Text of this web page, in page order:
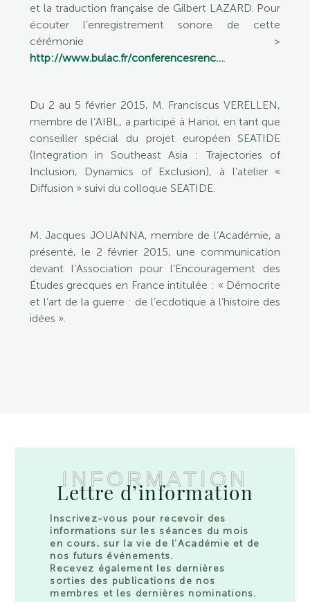
et la traduction française de Gilbert LAZARD. Pour
écouter l’enregistrement sonore de cette
cérémonie >
http://www.bulac.fr/conferencesrenc….
Du 2 au 5 février 2015, M. Franciscus VERELLEN,
membre de l’AIBL, a participé à Hanoi, en tant que
conseiller spécial du projet européen SEATIDE
(Integration in Southeast Asia : Trajectories of
Inclusion, Dynamics of Exclusion), à l’atelier «
Diffusion » suivi du colloque SEATIDE.
M. Jacques JOUANNA, membre de l’Académie, a
présenté, le 2 février 2015, une communication
devant l’Association pour l’Encouragement des
Études grecques en France intitulée : « Démocrite
et l’art de la guerre : de l’ecdotique à l’histoire des
idées ».
INFORMATION
Lettre d’information
Inscrivez-vous pour recevoir des
informations sur les séances du mois
en cours, sur la vie de l’Académie et de
nos futurs événements.
Recevez également les dernières
sorties des publications de nos
membres et les dernières nominations.